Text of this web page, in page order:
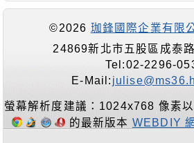
©2026 珈鋒國際企業有限
24869新北市五股區成泰
Tel:02-2296-
E-Mail:
螢幕解析度建議：1024x768 像素
的最新版本 WEBDIY